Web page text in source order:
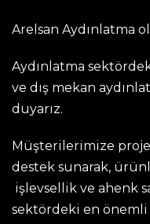
Arelsan Aydınlatma
Aydınlatma
ve dış mekan
duyarız.
Müşterilerimize proje
destek sunarak,
işlevsellik ve ahenk
sektördeki en önemli